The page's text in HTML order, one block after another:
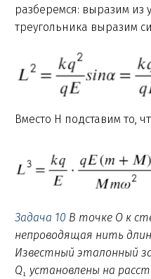
разберемся: выразим из
треугольника выразим
Вместо Н подставим то,
Задача 10 В точке O к
непроводящая нить
Известный эталонный
Q₁ установлены на